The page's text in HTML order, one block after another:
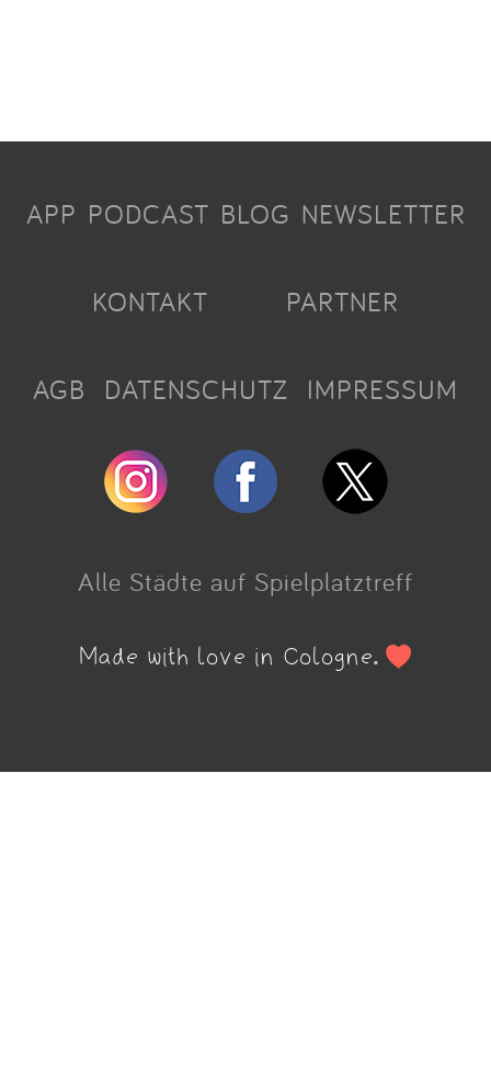
APP PODCAST BLOG NEWSLETTER
KONTAKT PARTNER
AGB DATENSCHUTZ IMPRESSUM
Alle Städte auf Spielplatztreff
Made with love in Cologne.